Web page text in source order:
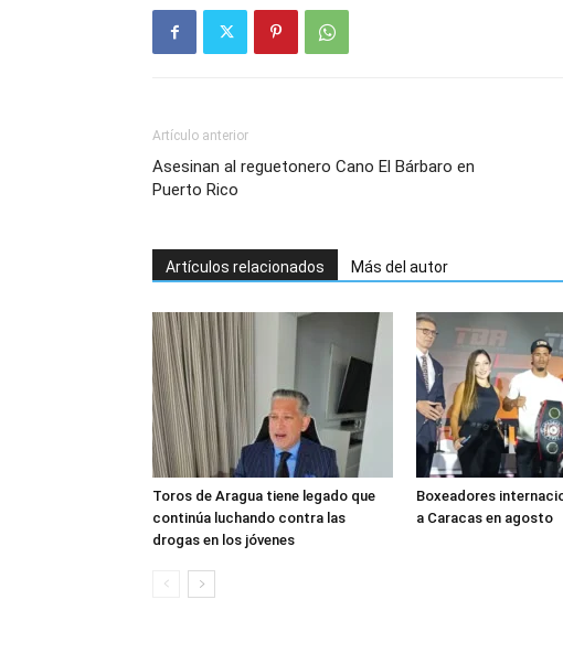
Artículo anterior
Asesinan al reguetonero Cano El Bárbaro en
Puerto Rico
Artículos relacionados Más del autor
Toros de Aragua tiene legado que
continúa luchando contra las
drogas en los jóvenes
Boxeadores
a Caracas en agosto